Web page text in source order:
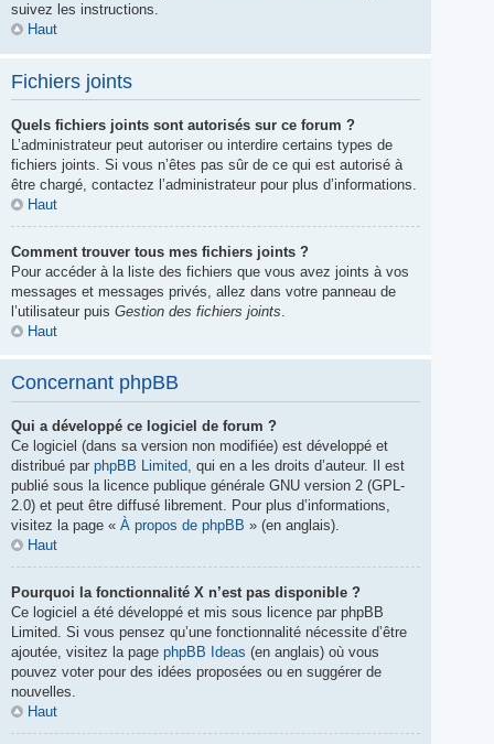
suivez les instructions.
Haut
Fichiers joints
Quels fichiers joints sont autorisés sur ce forum ?
L’administrateur peut autoriser ou interdire certains types de
fichiers joints. Si vous n’êtes pas sûr de ce qui est autorisé à
être chargé, contactez l’administrateur pour plus d’informations.
Haut
Comment trouver tous mes fichiers joints ?
Pour accéder à la liste des fichiers que vous avez joints à vos
messages et messages privés, allez dans votre panneau de
l’utilisateur puis Gestion des fichiers joints
Haut
Concernant phpBB
Qui a développé ce logiciel de forum ?
Ce logiciel (dans sa version non modifiée) est développé et
distribué par phpBB Limited, qui en a les droits d’auteur. Il est
publié sous la licence publique générale GNU version 2 (GPL-
2.0) et peut être diffusé librement. Pour plus d’informations,
visitez la page « À propos de phpBB » (en anglais).
Haut
Pourquoi la fonctionnalité X n’est pas disponible ?
Ce logiciel a été développé et mis sous licence par phpBB
Limited. Si vous pensez qu’une fonctionnalité nécessite d’être
ajoutée, visitez la page phpBB Ideas (en anglais) où vous
pouvez voter pour des idées proposées ou en suggérer de
nouvelles.
Haut